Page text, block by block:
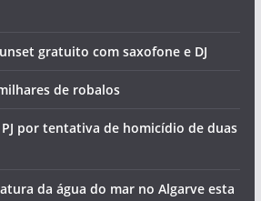
gratuito com saxofone e DJ
de robalos
por tentativa de homicídio de duas
da água do mar no Algarve esta